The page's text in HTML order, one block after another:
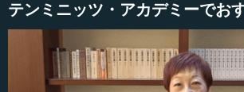
テンミニッツ・アカデミーでお